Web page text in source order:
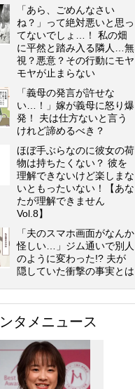
「あら、ごめんなさい
ね？」って絶対悪いと思っ
てないでしょ…！ 私の畑
に平然と踏み入る隣人…無
視？悪意？その行動にモヤ
モヤが止まらない
「義母の発言が許せな
い…！」嫁が義母に怒り爆
発！ 夫は仕方ないと言う
けれど諦めるべき？
ほぼ手ぶらなのに彼女の荷
物は持ちたくない？ 彼を
理解できないけど楽しまな
いともったいない！【あな
たが理解できません
Vol.8】
「夫のスマホ画面がなんか
怪しい…」ジム通いで別人
のように変わった!? 夫が
隠していた衝撃の事実とは
タメニュース